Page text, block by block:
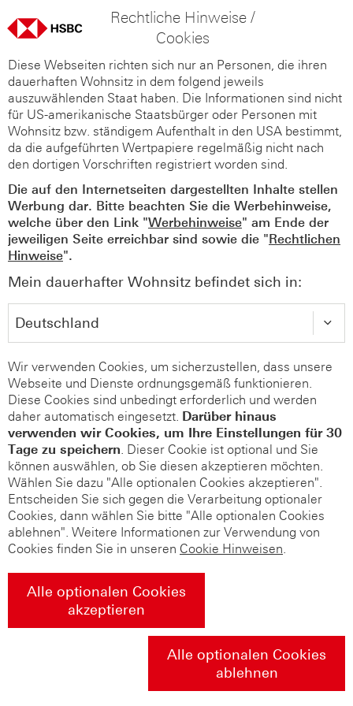
Rechtliche Hinweise /
Cookies
Diese Webseiten richten sich nur an Personen, die ihren
dauerhaften Wohnsitz in dem folgend jeweils
auszuwählenden Staat haben. Die Informationen sind nicht
für US-amerikanische Staatsbürger oder Personen mit
Wohnsitz bzw. ständigem Aufenthalt in den USA bestimmt,
da die aufgeführten Wertpapiere regelmäßig nicht nach
den dortigen Vorschriften registriert worden sind.
Die auf den Internetseiten dargestellten Inhalte stellen
Werbung dar. Bitte beachten Sie die Werbehinweise,
welche über den Link "Werbehinweise" am Ende der
jeweiligen Seite erreichbar sind sowie die "Rechtlichen
Hinweise".
Mein dauerhafter Wohnsitz befindet sich in:
Wir verwenden Cookies, um sicherzustellen, dass unsere
Webseite und Dienste ordnungsgemäß funktionieren.
Diese Cookies sind unbedingt erforderlich und werden
daher automatisch eingesetzt. Darüber hinaus
verwenden wir Cookies, um Ihre Einstellungen für 30
Tage zu speichern. Dieser Cookie ist optional und Sie
können auswählen, ob Sie diesen akzeptieren möchten.
Wählen Sie dazu "Alle optionalen Cookies akzeptieren".
Entscheiden Sie sich gegen die Verarbeitung optionaler
Cookies, dann wählen Sie bitte "Alle optionalen Cookies
ablehnen". Weitere Informationen zur Verwendung von
Cookies finden Sie in unseren Cookie Hinweisen.
Alle optionalen Cookies
akzeptieren
Alle optionalen Cookies
ablehnen